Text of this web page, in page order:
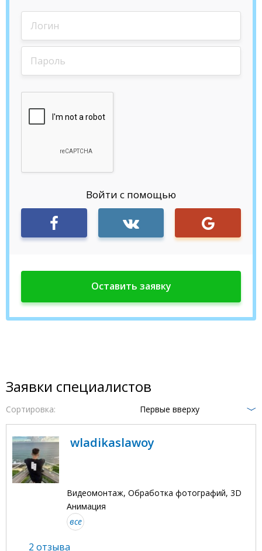
Войти с помощью
Заявки специалистов
Сортировка: Первые вверху
wladikaslawoy
Видеомонтаж, Обработка фотографий, 3D
Анимация
все
2 отзыва